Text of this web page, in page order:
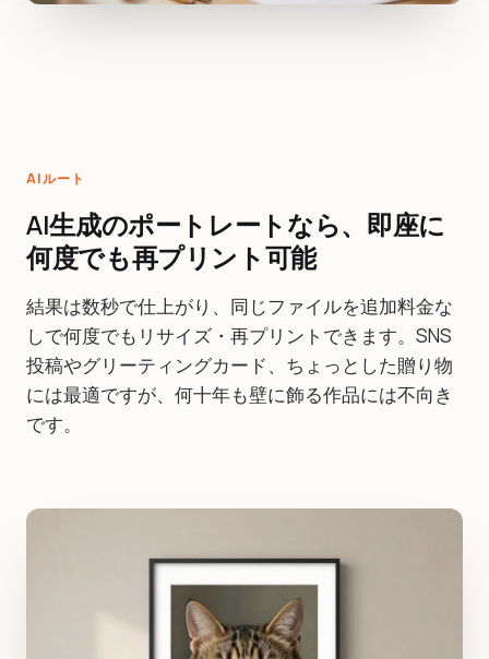
AIルート
AI生成のポートレートなら、即座に
何度でも再プリント可能
結果は数秒で仕上がり、同じファイルを追加料金な
しで何度でもリサイズ・再プリントできます。SNS
投稿やグリーティングカード、ちょっとした贈り物
には最適ですが、何十年も壁に飾る作品には不向き
です。